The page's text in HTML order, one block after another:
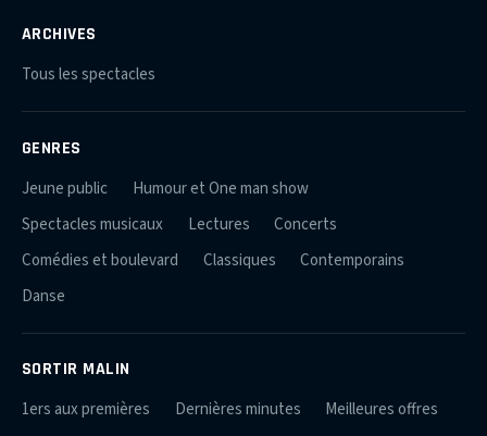
ARCHIVES
Tous les spectacles
GENRES
Jeune public
Humour et One man show
Spectacles musicaux
Lectures
Concerts
Comédies et boulevard
Classiques
Contemporains
Danse
SORTIR MALIN
1ers aux premières Dernières minutes
Meilleures offres